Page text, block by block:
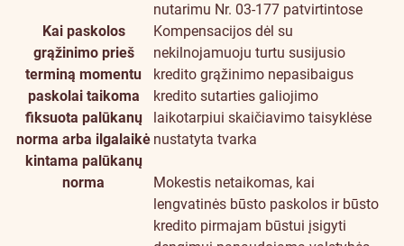
Kai paskolos
grąžinimo prieš
terminą momentu
paskolai taikoma
fiksuota palūkanų
norma arba ilgalaikė
kintama palūkanų
norma
nutarimu Nr. 03-177 patvirtintose
Kompensacijos dėl su
nekilnojamuoju turtu susijusio
kredito grąžinimo nepasibaigus
kredito sutarties galiojimo
laikotarpiui skaičiavimo taisyklėse
nustatyta tvarka
Mokestis netaikomas, kai
lengvatinės būsto paskolos ir būsto
kredito pirmajam būstui įsigyti